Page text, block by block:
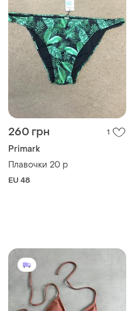
260 грн 1
Primark
Плавочки 20 р
EU 48